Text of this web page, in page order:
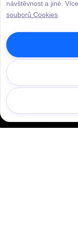
návštěvnost a jiné.
souborů Cookies